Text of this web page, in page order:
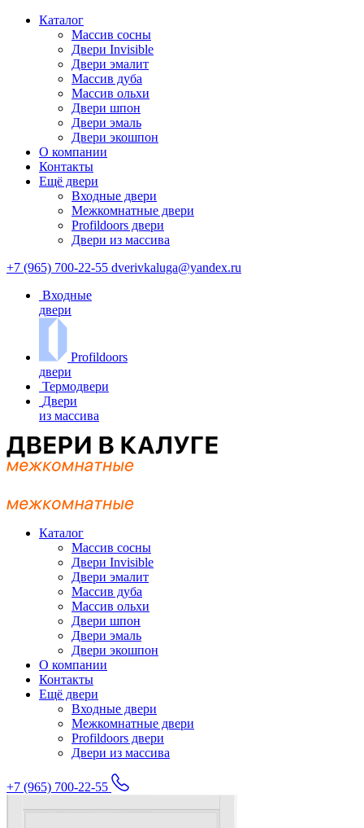
Каталог
Массив сосны
Двери Invisible
Двери эмалит
Массив дуба
Массив ольхи
Двери шпон
Двери эмаль
Двери экошпон
О компании
Контакты
Ещё двери
Входные двери
Межкомнатные двери
Profildoors двери
Двери из массива
+7 (965) 700-22-55 dverivkaluga@yandex.ru
Входные
двери
Profildoors
двери
Термодвери
Двери
из массива
Каталог
Массив сосны
Двери Invisible
Двери эмалит
Массив дуба
Массив ольхи
Двери шпон
Двери эмаль
Двери экошпон
О компании
Контакты
Ещё двери
Входные двери
Межкомнатные двери
Profildoors двери
Двери из массива
+7 (965) 700-22-55